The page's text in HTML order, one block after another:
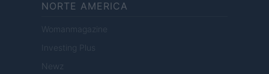
NORTE AMERICA
Womanmagazine
Investing Plus
Newz